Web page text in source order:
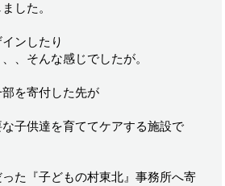
した。
ンしたり
、そんな感じでしたが。
を寄付した先が
子供達を育ててケアする施設で
た『子どもの村東北』事務所へ寄